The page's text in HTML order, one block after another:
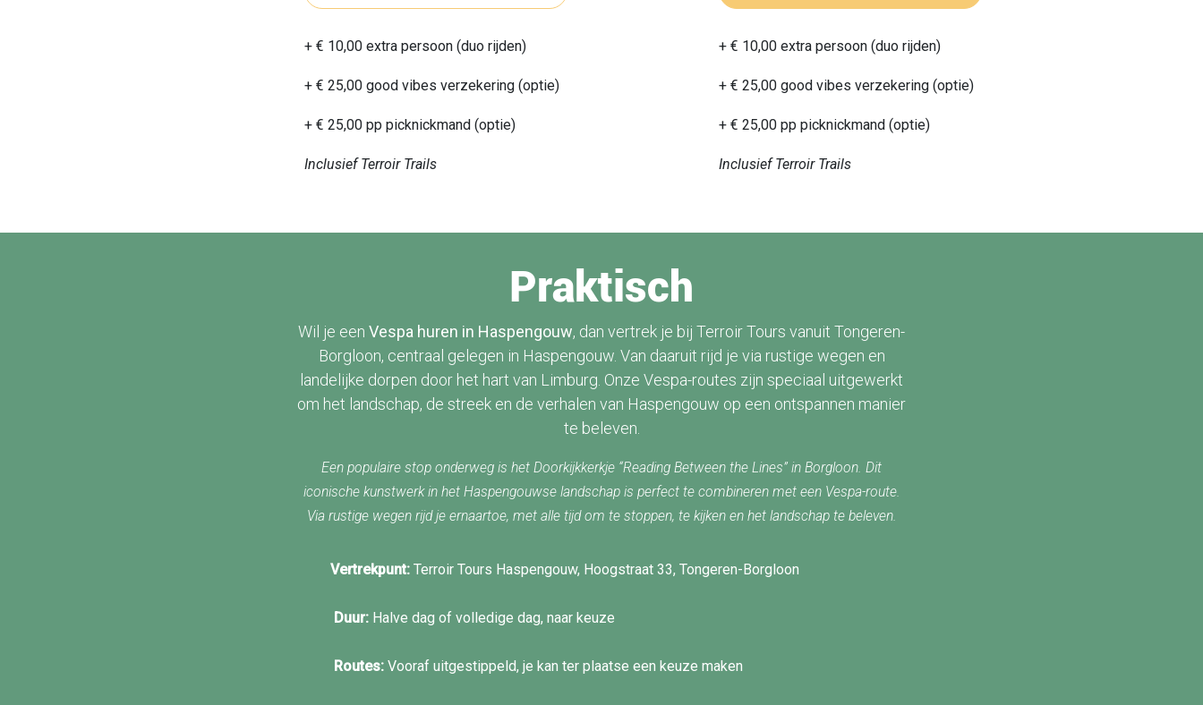
+ € 10,00 extra persoon (duo rijden)
+ € 25,00 good vibes verzekering (optie)
+ € 25,00 pp picknickmand (optie)
Inclusief Terroir Trails
+ € 10,00 extra persoon (duo rijden)
+ € 25,00 good vibes verzekering (optie)
+ € 25,00 pp picknickmand (optie)
Inclusief Terroir Trails
Praktisch
Wil je een Vespa huren in Haspengouw, dan vertrek je bij Terroir Tours vanuit Tongeren-
Borgloon, centraal gelegen in Haspengouw. Van daaruit rijd je via rustige wegen en
landelijke dorpen door het hart van Limburg. Onze Vespa-routes zijn speciaal uitgewerkt
om het landschap, de streek en de verhalen van Haspengouw op een ontspannen manier
te beleven.
Een populaire stop onderweg is het Doorkijkkerkje “Reading Between the Lines” in Borgloon. Dit
iconische kunstwerk in het Haspengouwse landschap is perfect te combineren met een Vespa-route.
Via rustige wegen rijd je ernaartoe, met alle tijd om te stoppen, te kijken en het landschap te beleven.
Vertrekpunt: Terroir Tours Haspengouw, Hoogstraat 33, Tongeren-Borgloon
Duur: Halve dag of volledige dag, naar keuze
Routes: Vooraf uitgestippeld, je kan ter plaatse een keuze maken